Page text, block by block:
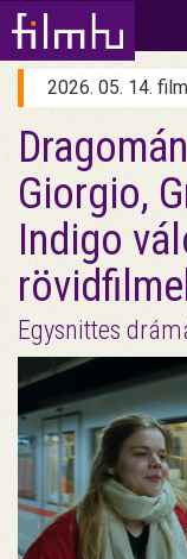
2026. 05. 14.
Giorgio,
Indigo
Egysnittes